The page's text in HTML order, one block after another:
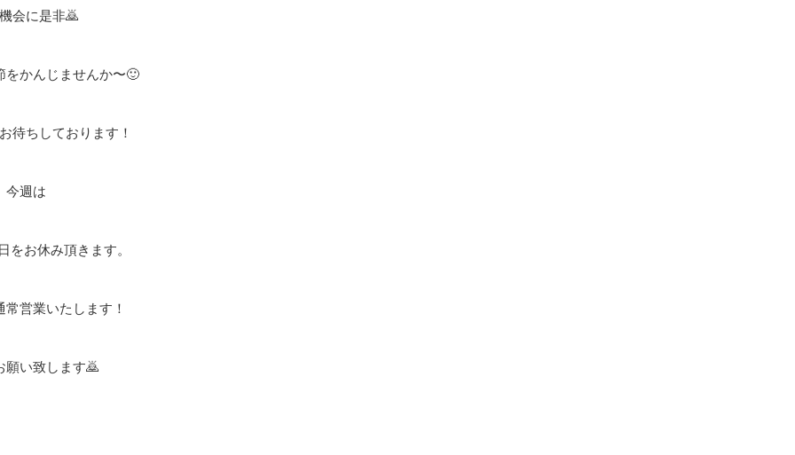
会に是非🙇
をかんじませんか〜🙂
待ちしております！
今週は
をお休み頂きます。
営業いたします！
願い致します🙇